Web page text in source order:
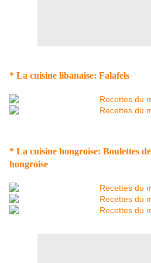
* La cuisine libanaise: Falafels
* La cuisine hongroise: Boulettes
hongroise